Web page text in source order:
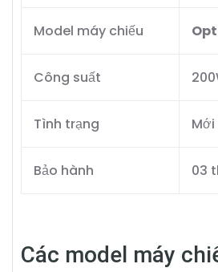
Model máy chiếu
Công suất
Tình trạng Mới
Bảo hành 03
Các model máy